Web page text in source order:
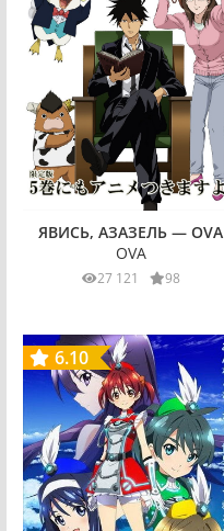
ЯВИСЬ, АЗАЗЕЛЬ — OVA
OVA
27 121 98
6.10